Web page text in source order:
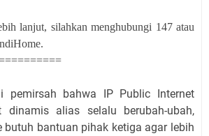
lanjut, silahkan menghubungi 147 atau
pemirsah bahwa IP Public Internet
dinamis alias selalu berubah-ubah,
butuh bantuan pihak ketiga agar lebih